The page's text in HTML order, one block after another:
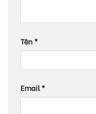
Tên*
Email*